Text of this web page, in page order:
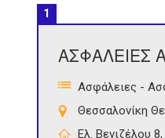
1
ΑΣΦΑΛΕΙΕΣ
Ασφάλειες -
Θεσσαλονίκη
Ελ. Βενιζέλου